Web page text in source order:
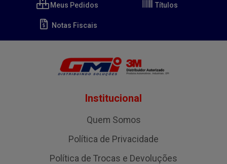
Meus Pedidos Títulos
Notas Fiscais
Institucional
Quem Somos
Política de Privacidade
Política de Trocas e Devoluções